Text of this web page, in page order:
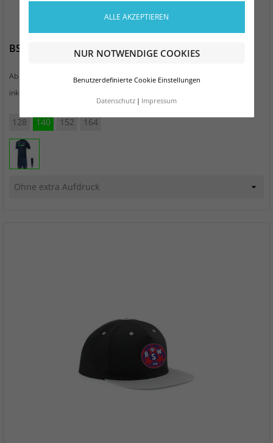
ALLE AKZEPTIEREN
NUR NOTWENDIGE COOKIES
Benutzerdefinierte Cookie Einstellungen
Datenschutz Impressum
BSW Lausitz Trainingset Kinder
Ab
inkl. MwSt.
128 140 152 164